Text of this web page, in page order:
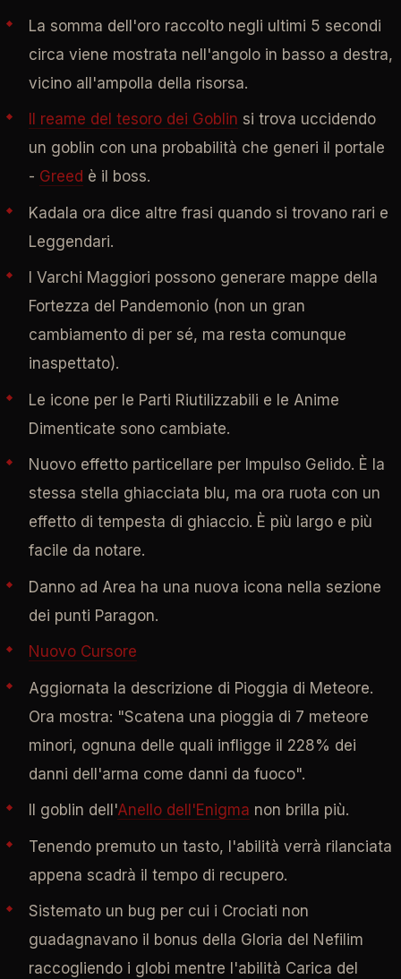
La somma dell'oro raccolto negli ultimi 5 secondi
circa viene mostrata nell'angolo in basso a destra,
vicino all'ampolla della risorsa.
Il reame del tesoro dei Goblin si trova uccidendo
un goblin con una probabilità che generi il portale
- Greed è il boss.
Kadala ora dice altre frasi quando si trovano rari e
Leggendari.
I Varchi Maggiori possono generare mappe della
Fortezza del Pandemonio (non un gran
cambiamento di per sé, ma resta comunque
inaspettato).
Le icone per le Parti Riutilizzabili e le Anime
Dimenticate sono cambiate.
Nuovo effetto particellare per Impulso Gelido. È la
stessa stella ghiacciata blu, ma ora ruota con un
effetto di tempesta di ghiaccio. È più largo e più
facile da notare.
Danno ad Area ha una nuova icona nella sezione
dei punti Paragon.
Nuovo Cursore
Aggiornata la descrizione di Pioggia di Meteore.
Ora mostra: "Scatena una pioggia di 7 meteore
minori, ognuna delle quali infligge il 228% dei
danni dell'arma come danni da fuoco".
Il goblin dell'Anello dell'Enigma non brilla più.
Tenendo premuto un tasto, l'abilità verrà rilanciata
appena scadrà il tempo di recupero.
Sistemato un bug per cui i Crociati non
guadagnavano il bonus della Gloria del Nefilim
raccogliendo i globi mentre l'abilità Carica del